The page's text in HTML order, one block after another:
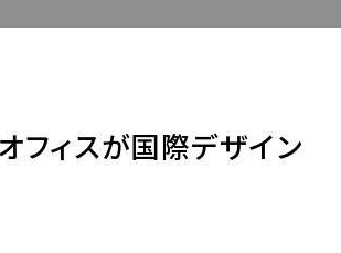
フィスが国際デザイン